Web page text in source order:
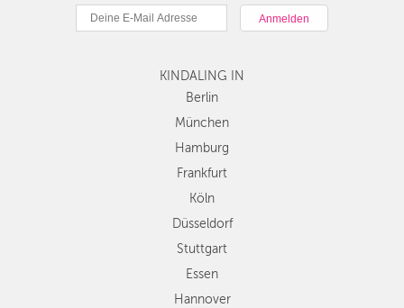
München
Hamburg
Köln
Düsseldorf
Stuttgart
Essen
Dresden
Nürnberg
Wien
Zürich
Andere
Regionen
KINDALING IN
Berlin
München
Hamburg
Frankfurt
Köln
Düsseldorf
Stuttgart
Essen
Hannover